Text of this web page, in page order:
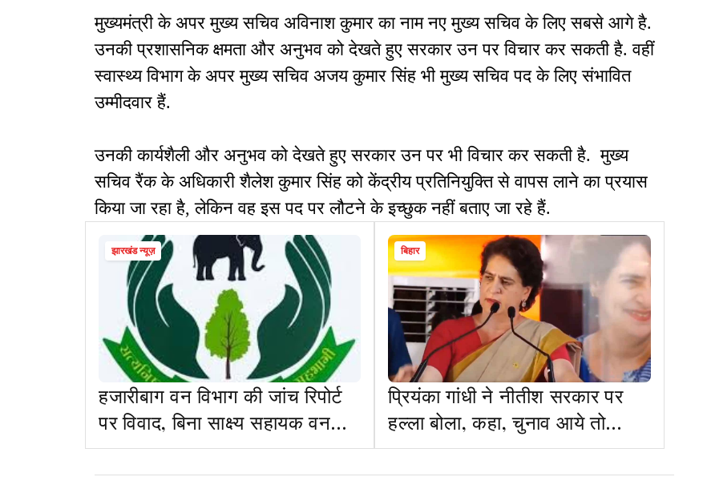
मुख्यमंत्री के अपर मुख्य सचिव अविनाश कुमार का नाम नए मुख्य सचिव के लिए सबसे आगे है.
उनकी प्रशासनिक क्षमता और अनुभव को देखते हुए सरकार उन पर विचार कर सकती है. वहीं
स्वास्थ्य विभाग के अपर मुख्य सचिव अजय कुमार सिंह भी मुख्य सचिव पद के लिए संभावित
उम्मीदवार हैं.
उनकी कार्यशैली और अनुभव को देखते हुए सरकार उन पर भी विचार कर सकती है. मुख्य
सचिव रैंक के अधिकारी शैलेश कुमार सिंह को केंद्रीय प्रतिनियुक्ति से वापस लाने का प्रयास
किया जा रहा है, लेकिन वह इस पद पर लौटने के इच्छुक नहीं बताए जा रहे हैं.
झारखंड न्यूज़
हजारीबाग वन विभाग की जांच रिपोर्ट
पर विवाद, बिना साक्ष्य सहायक वन
संरक्षकों पर कार्रवाई की तैयारी,
सरकार ने मांगा जवाब
बिहार
प्रियंका गांधी ने नीतीश सरकार पर
हल्ला बोला, कहा, चुनाव आये तो
महिलाओं को 10 हजार दिये जा रहे हैं